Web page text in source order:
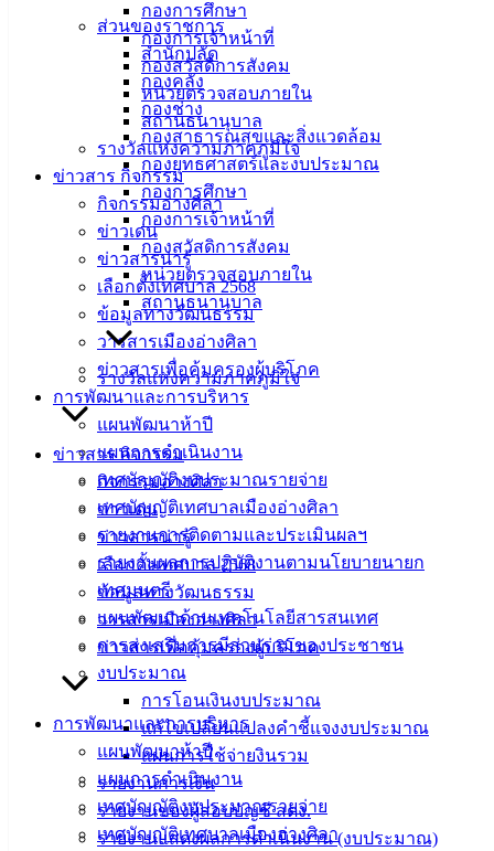
กองการศึกษา
กองการเจ้าหน้าที่
กองสวัสดิการสังคม
หน่วยตรวจสอบภายใน
สถานธนานุบาล
รางวัลแห่งความภาคภูมิใจ
ข่าวสาร กิจกรรม
กิจกรรมอ่างศิลา
ข่าวเด่น
ข่าวสารน่ารู้
เลือกตั้งเทศบาล 2568
ข้อมูลทางวัฒนธรรม
วารสารเมืองอ่างศิลา
ข่าวสารเพื่อคุ้มครองผู้บริโภค
การพัฒนาและการบริหาร
แผนพัฒนาห้าปี
แผนการดำเนินงาน
เทศบัญญัติงบประมาณรายจ่าย
เทศบัญญัติเทศบาลเมืองอ่างศิลา
รายงานการติดตามและประเมินผลฯ
รายงานผลการปฏิบัติงานตามนโยบายนายก
เทศมนตรี
แผนพัฒนาด้านเทคโนโลยีสารสนเทศ
การส่งเสริมการมีส่วนร่วมของประชาชน
งบประมาณ
การโอนเงินงบประมาณ
แก้ไขเปลี่ยนแปลงคำชี้แจงงบประมาณ
แผนการใช้จ่ายงินรวม
รายงานการเงิน
รายงานของผู้สอบบัญชี สตง.
รายงานแสดงผลการดำเนินงาน (งบประมาณ)
ส่วนของราชการ
สำนักปลัด
กองคลัง
กองช่าง
กองสาธารณสุขและสิ่งแวดล้อม
กองยุทธศาสตร์และงบประมาณ
กองการศึกษา
กองการเจ้าหน้าที่
กองสวัสดิการสังคม
หน่วยตรวจสอบภายใน
สถานธนานุบาล
รางวัลแห่งความภาคภูมิใจ
ข่าวสาร กิจกรรม
กิจกรรมอ่างศิลา
ข่าวเด่น
ข่าวสารน่ารู้
เลือกตั้งเทศบาล 2568
ข้อมูลทางวัฒนธรรม
วารสารเมืองอ่างศิลา
ข่าวสารเพื่อคุ้มครองผู้บริโภค
การพัฒนาและการบริหาร
แผนพัฒนาห้าปี
แผนการดำเนินงาน
เทศบัญญัติงบประมาณรายจ่าย
เทศบัญญัติเทศบาลเมืองอ่างศิลา
อ่างศิลา 90/338
อ.เมือง จ.ชลบุรี
038-
142-100-104
บริการ
ประชาชน
ดาวน์โหลด
แบบ
ฟอร์ม,
เอกสาร
คู่มือ
สำหรับ
ประชาชน/
คู่มือการ
ปฏิบัติ
งาน
ข่าวสาร
น่ารู้
ศุนย์
ข้อมูล
ข่าวสาร
อิเล็กทรอนิกส์
ความรู้
(Knowledge
Management)